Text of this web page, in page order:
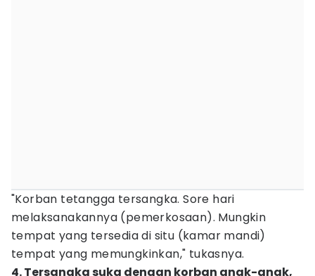
"Korban tetangga tersangka. Sore hari
melaksanakannya (pemerkosaan). Mungkin
tempat yang tersedia di situ (kamar mandi)
tempat yang memungkinkan," tukasnya.
4. Tersangka suka dengan korban anak-anak,